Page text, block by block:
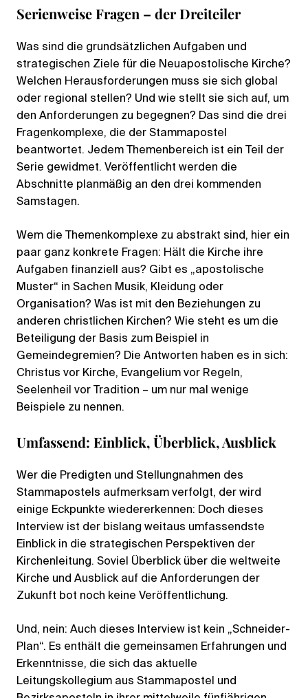
Serienweise Fragen – der Dreiteiler
Was sind die grundsätzlichen Aufgaben und
strategischen Ziele für die Neuapostolische Kirche?
Welchen Herausforderungen muss sie sich global
oder regional stellen? Und wie stellt sie sich auf, um
den Anforderungen zu begegnen? Das sind die drei
Fragenkomplexe, die der Stammapostel
beantwortet. Jedem Themenbereich ist ein Teil der
Serie gewidmet. Veröffentlicht werden die
Abschnitte planmäßig an den drei kommenden
Samstagen.
Wem die Themenkomplexe zu abstrakt sind, hier ein
paar ganz konkrete Fragen: Hält die Kirche ihre
Aufgaben finanziell aus? Gibt es „apostolische
Muster“ in Sachen Musik, Kleidung oder
Organisation? Was ist mit den Beziehungen zu
anderen christlichen Kirchen? Wie steht es um die
Beteiligung der Basis zum Beispiel in
Gemeindegremien? Die Antworten haben es in sich:
Christus vor Kirche, Evangelium vor Regeln,
Seelenheil vor Tradition – um nur mal wenige
Beispiele zu nennen.
Umfassend: Einblick, Überblick, Ausblick
Wer die Predigten und Stellungnahmen des
Stammapostels aufmerksam verfolgt, der wird
einige Eckpunkte wiedererkennen: Doch dieses
Interview ist der bislang weitaus umfassendste
Einblick in die strategischen Perspektiven der
Kirchenleitung. Soviel Überblick über die weltweite
Kirche und Ausblick auf die Anforderungen der
Zukunft bot noch keine Veröffentlichung.
Und, nein: Auch dieses Interview ist kein „Schneider-
Plan“. Es enthält die gemeinsamen Erfahrungen und
Erkenntnisse, die sich das aktuelle
Leitungskollegium aus Stammapostel und